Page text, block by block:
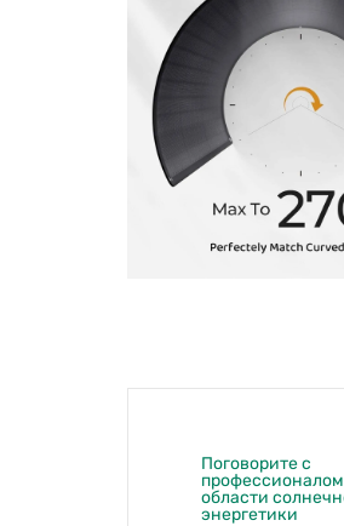
Поговорите с
области
энергетики